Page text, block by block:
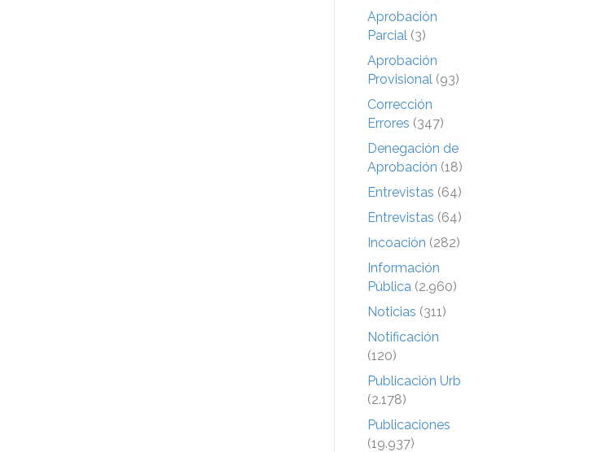
Aprobación
Parcial (3)
Aprobación
Provisional (93)
Corrección
Errores (347)
Denegación de
Aprobación (18)
Entrevistas (64)
Entrevistas (64)
Incoación (282)
Información
Pública (2.960)
Noticias (311)
Notificación
(120)
Publicación Urb
(2.178)
Publicaciones
(19.937)